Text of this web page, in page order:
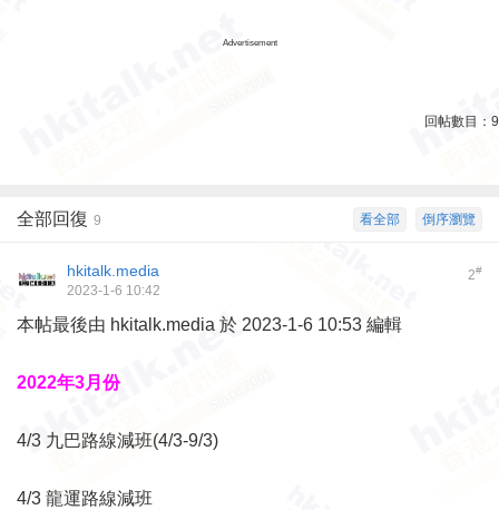
Advertisement
回帖數目： 9
倒序瀏覽
看全部
全部回復 9
2#
hkitalk.media
2023-1-6 10:42
本帖最後由 hkitalk.media 於 2023-1-6 10:53 編輯
2022年3月份
4/3 九巴路線減班(4/3-9/3)
4/3 龍運路線減班